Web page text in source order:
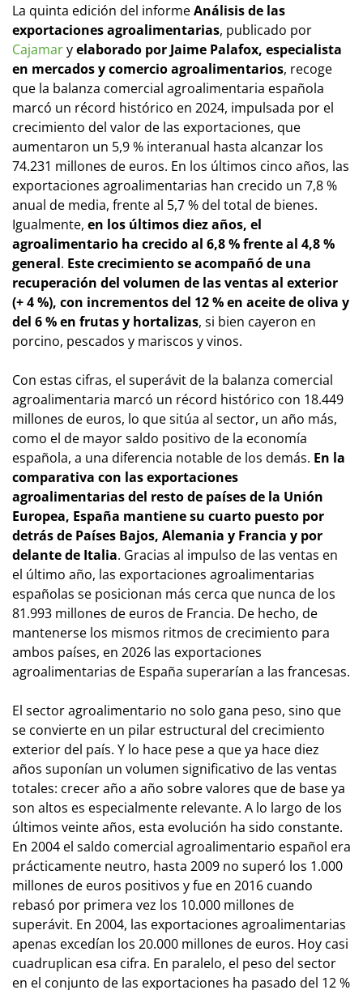
La quinta edición del informeAnálisis de las
exportaciones agroalimentarias, publicado por
Cajamaryelaborado por Jaime Palafox, especialista
en mercados y comercio agroalimentarios, recoge
que la balanza comercial agroalimentaria española
marcó un récord histórico en 2024, impulsada por el
crecimiento del valor de las exportaciones, que
aumentaron un 5,9 % interanual hasta alcanzar los
74.231 millones de euros. En los últimos cinco años, las
exportaciones agroalimentarias han crecido un 7,8 %
anual de media, frente al 5,7 % del total de bienes.
Igualmente, en los últimos diez años, el
agroalimentario ha crecido al 6,8 % frente al 4,8 %
general. Este crecimiento se acompañó de una
recuperación del volumen de las ventas al exterior
(+ 4 %), con incrementos del 12 % en aceite de oliva y
del 6 % en frutas y hortalizas, si bien cayeron en
porcino, pescados y mariscos y vinos.
Con estas cifras, el superávit de la balanza comercial
agroalimentaria marcó un récord histórico con 18.449
millones de euros, lo que sitúa al sector, un año más,
como el de mayor saldo positivo de la economía
española, a una diferencia notable de los demás. En la
comparativa con las exportaciones
agroalimentarias del resto de países de la Unión
Europea, España mantiene su cuarto puesto por
detrás de Países Bajos, Alemania y Francia y por
delante de Italia. Gracias al impulso de las ventas en
el último año, las exportaciones agroalimentarias
españolas se posicionan más cerca que nunca de los
81.993 millones de euros de Francia. De hecho, de
mantenerse los mismos ritmos de crecimiento para
ambos países, en 2026 las exportaciones
agroalimentarias de España superarían a las francesas.
El sector agroalimentario no solo gana peso, sino que
se convierte en un pilar estructural del crecimiento
exterior del país. Y lo hace pese a que ya hace diez
años suponían un volumen significativo de las ventas
totales: crecer año a año sobre valores que de base ya
son altos es especialmente relevante. A lo largo de los
últimos veinte años, esta evolución ha sido constante.
En 2004 el saldo comercial agroalimentario español era
prácticamente neutro, hasta 2009 no superó los 1.000
millones de euros positivos y fue en 2016 cuando
rebasó por primera vez los 10.000 millones de
superávit. En 2004, las exportaciones agroalimentarias
apenas excedían los 20.000 millones de euros. Hoy casi
cuadruplican esa cifra. En paralelo, el peso del sector
en el conjunto de las exportaciones ha pasado del 12 %